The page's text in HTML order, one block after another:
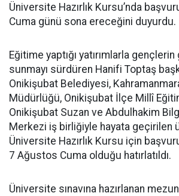
Üniversite Hazırlık Kursu’nda
Cuma günü sona ereceğini duyurdu.
Eğitime yaptığı yatırımlarla
sunmayı sürdüren Hanifi Toptaş
Onikişubat Belediyesi,
Müdürlüğü, Onikişubat İlçe Millî
Onikişubat Suzan ve Abdulhakim
Merkezi iş birliğiyle hayata geçirilen
Üniversite Hazırlık Kursu için
7 Ağustos Cuma olduğu hatırlatıldı.
Üniversite sınavına hazırlanan